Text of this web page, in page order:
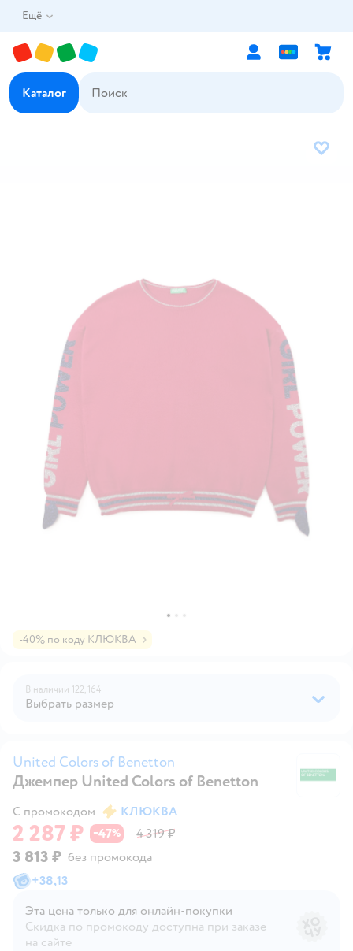
Ещё
Каталог
В
-40% по коду КЛЮКВА
В наличии 122, 164
Выбрать размер
United Colors of Benetton
Джемпер United Colors of Benetton
С промокодом
КЛЮКВА
2 287 ₽ −47% 4 319 ₽
3 813 ₽ без промокода
+38,13
Эта цена только для онлайн‑покупки
Скидка по промокоду доступна при заказе
на сайте